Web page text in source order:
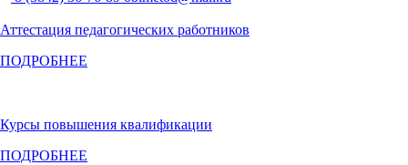
Аттестация педагогических работников
ПОДРОБНЕЕ
Курсы повышения квалификации
ПОДРОБНЕЕ